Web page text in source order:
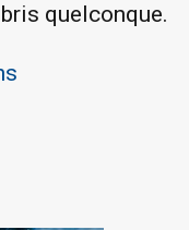
bris quelconque.